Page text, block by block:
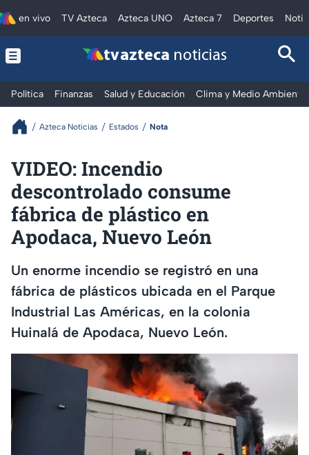
en vivo TV Azteca Azteca UNO Azteca 7 Deportes
tv azteca noticias
Política Finanzas Salud y Educación Clima y Medio Ambiente
Azteca Noticias Estados Nota
VIDEO: Incendio
descontrolado consume
fábrica de plástico en
Apodaca, Nuevo León
Un enorme incendio se registró en una
fábrica de plásticos ubicada en el Parque
Industrial Las Américas, en la colonia
Huinalá de Apodaca, Nuevo León.